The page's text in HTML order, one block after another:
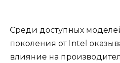
Среди доступных
поколения от Intel
влияние на